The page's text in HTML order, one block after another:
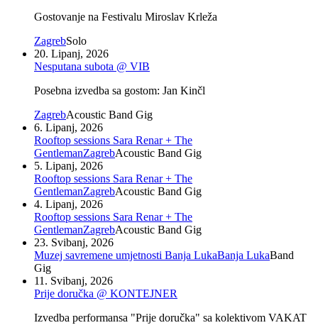
Gostovanje na Festivalu Miroslav Krleža
ZagrebSolo
20. Lipanj, 2026
Nesputana subota @ VIB
Posebna izvedba sa gostom: Jan Kinčl
ZagrebAcoustic Band Gig
6. Lipanj, 2026
Rooftop sessions Sara Renar + The
GentlemanZagrebAcoustic Band Gig
5. Lipanj, 2026
Rooftop sessions Sara Renar + The
GentlemanZagrebAcoustic Band Gig
4. Lipanj, 2026
Rooftop sessions Sara Renar + The
GentlemanZagrebAcoustic Band Gig
23. Svibanj, 2026
Muzej savremene umjetnosti Banja LukaBanja LukaBand
Gig
11. Svibanj, 2026
Prije doručka @ KONTEJNER
Izvedba performansa "Prije doručka" sa kolektivom VAKAT